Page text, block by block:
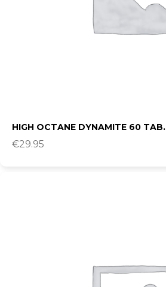
HIGH OCTANE DYNAMITE 60 TAB.
€29.95